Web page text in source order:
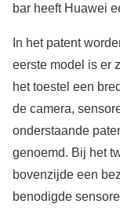
bar heeft Huawei
In het patent
eerste model is er
het toestel een
de camera,
onderstaande
genoemd. Bij het
bovenzijde een
benodigde